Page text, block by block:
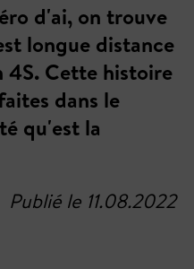
d'ai, on trouve
longue distance
4S. Cette histoire
dans le
qu'est la
Publié le 11.08.2022